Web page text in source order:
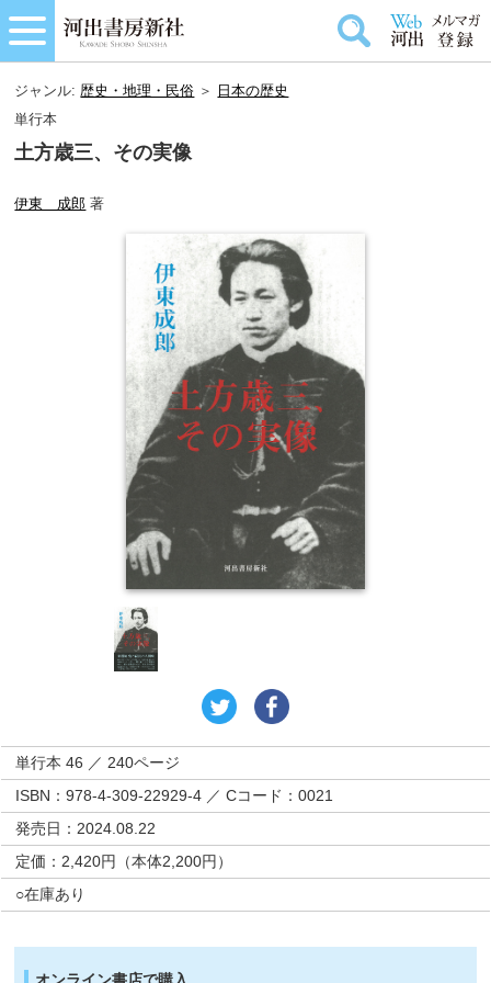
ジャンル:歴史・地理・民俗 ＞
日本の歴史
単行本
土方歳三、その実像
伊東 成郎 著
単行本 46 ／ 240ページ
ISBN：978-4-309-22929-4 ／ Cコード：0021
発売日：2024.08.22
定価：2,420円（本体2,200円）
○在庫あり